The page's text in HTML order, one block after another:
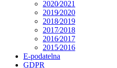
2020⁄2021
2019⁄2020
2018⁄2019
2017⁄2018
2016⁄2017
2015⁄2016
E-podatelna
GDPR